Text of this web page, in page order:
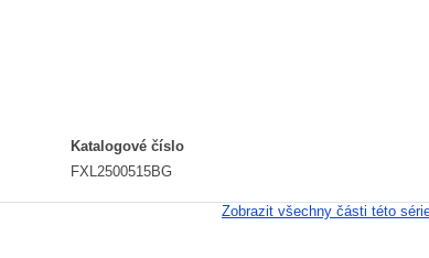
Katalogové číslo
FXL2500515BG
Zobrazit všechny části této